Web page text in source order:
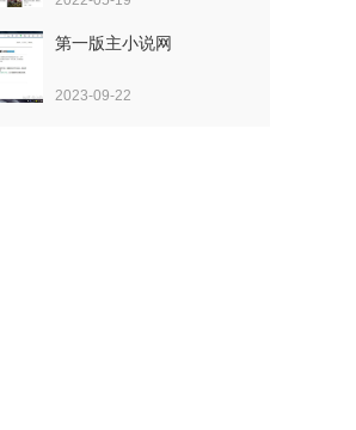
第一版主小说网
2023-09-22